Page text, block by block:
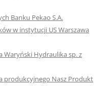
Banku Pekao S.A.
w instytucji US Warszawa
Waryński Hydraulika sp. z
produkcyjnego Nasz Produkt